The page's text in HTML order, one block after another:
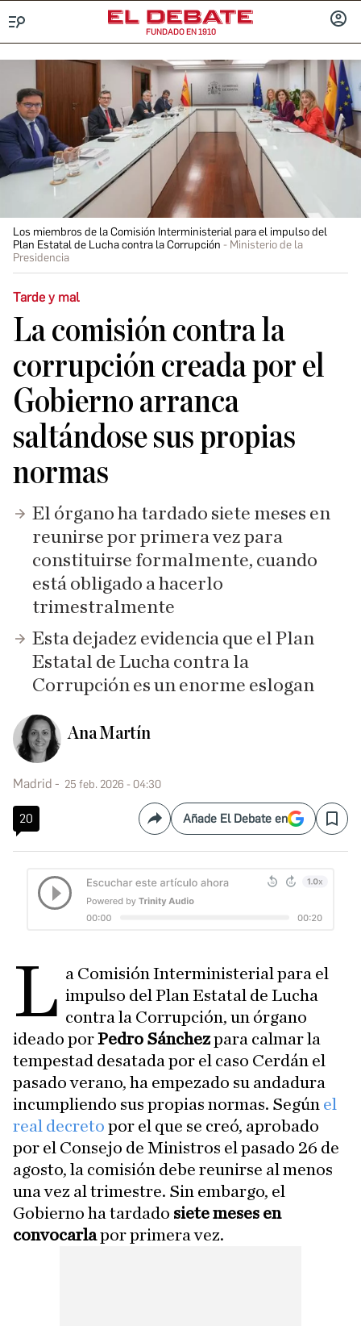
FUNDADO EN 1910
Los miembros de la Comisión Interministerial para el impulso del
Plan Estatal de Lucha contra la Corrupción
Ministerio de la
Presidencia
Tarde y mal
La comisión contra la
corrupción creada por el
Gobierno arranca
saltándose sus propias
normas
El órgano ha tardado siete meses en
reunirse por primera vez para
constituirse formalmente, cuando
está obligado a hacerlo
trimestralmente
Esta dejadez evidencia que el Plan
Estatal de Lucha contra la
Corrupción es un enorme eslogan
Ana Martín
Madrid 25 feb. 2026 - 04:30
20 CompartirAñade El Debate en Save
L a Comisión Interministerial para el
impulso del Plan Estatal de Lucha
contra la Corrupción, un órgano
ideado porPedro Sánchezpara calmar la
tempestad desatada por el caso Cerdán el
pasado verano, ha empezado su andadura
incumpliendo sus propias normas. Según el
real decreto por el que se creó, aprobado
por el Consejo de Ministros el pasado 26 de
agosto, la comisión debe reunirse al menos
una vez al trimestre. Sin embargo, el
Gobierno ha tardado siete meses en
convocarlapor primera vez.